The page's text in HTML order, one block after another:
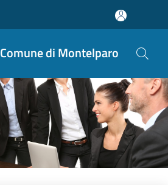
Comune di Montelparo